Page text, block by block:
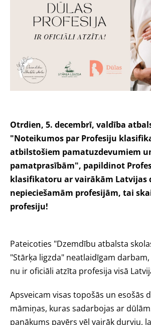
Otrdien, 5. decembrī, valdība
"Noteikumos par Profesiju
atbilstošiem pamatuzdevumiem
pamatprasībām", papildinot
klasifikatoru ar vairākām Latvijas
nepieciešamām profesijām, tai
profesiju!
Pateicoties "Dzemdību atbalsta
"Stārķa ligzda" neatlaidīgam
nu ir oficiāli atzīta profesija visā
Apsveicam visas topošās un esošās
māmiņas, kuras sadarbojas ar
panākums pavērs vēl vairāk durvju,